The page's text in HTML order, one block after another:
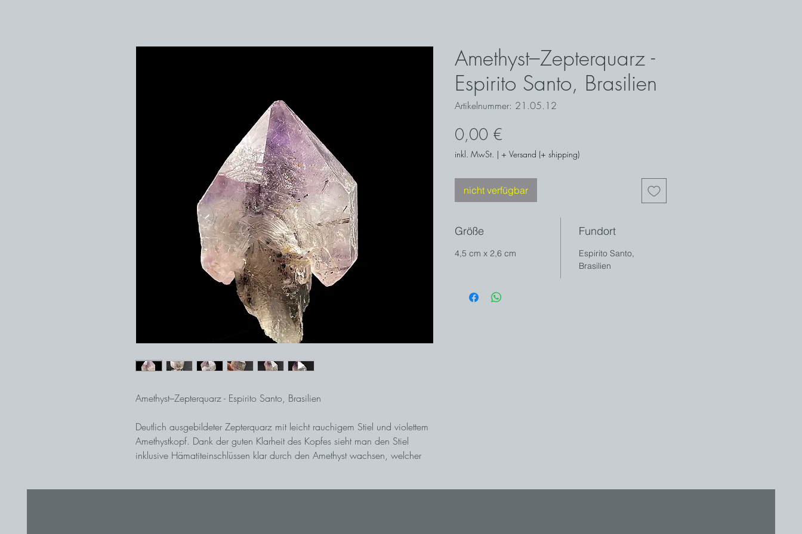
Amethyst–Zepterquarz - Espirito Santo, Brasilien
Deutlich ausgebildeter Zepterquarz mit leicht rauchigem Stiel und violettem
Amethystkopf. Dank der guten Klarheit des Kopfes sieht man den Stiel
inklusive Hämatiteinschlüssen klar durch den Amethyst wachsen, welcher
Amethyst–Zepterquarz -
Espirito Santo, Brasilien
Artikelnummer: 21.05.12
0,00 €
inkl. MwSt. | + Versand (+ shipping)
nicht verfügbar
Größe
4,5 cm x 2,6 cm
Fundort
Espirito Santo,
Brasilien